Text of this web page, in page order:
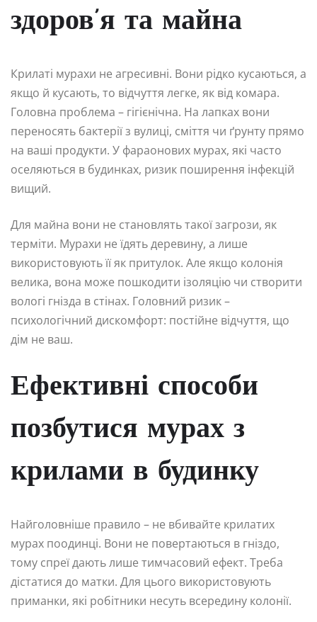
здоров’я та майна
Крилаті мурахи не агресивні. Вони рідко кусаються, а
якщо й кусають, то відчуття легке, як від комара.
Головна проблема – гігієнічна. На лапках вони
переносять бактерії з вулиці, сміття чи ґрунту прямо
на ваші продукти. У фараонових мурах, які часто
оселяються в будинках, ризик поширення інфекцій
вищий.
Для майна вони не становлять такої загрози, як
терміти. Мурахи не їдять деревину, а лише
використовують її як притулок. Але якщо колонія
велика, вона може пошкодити ізоляцію чи створити
вологі гнізда в стінах. Головний ризик –
психологічний дискомфорт: постійне відчуття, що
дім не ваш.
Ефективні способи
позбутися мурах з
крилами в будинку
Найголовніше правило – не вбивайте крилатих
мурах поодинці. Вони не повертаються в гніздо,
тому спреї дають лише тимчасовий ефект. Треба
дістатися до матки. Для цього використовують
приманки, які робітники несуть всередину колонії.